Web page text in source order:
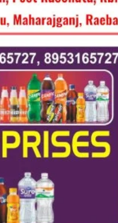
हैदरगढ़: दीप हॉस्पिटल (आँख
का सम्पूर्ण...
Rajan prajapati Jun 29, 2023 0